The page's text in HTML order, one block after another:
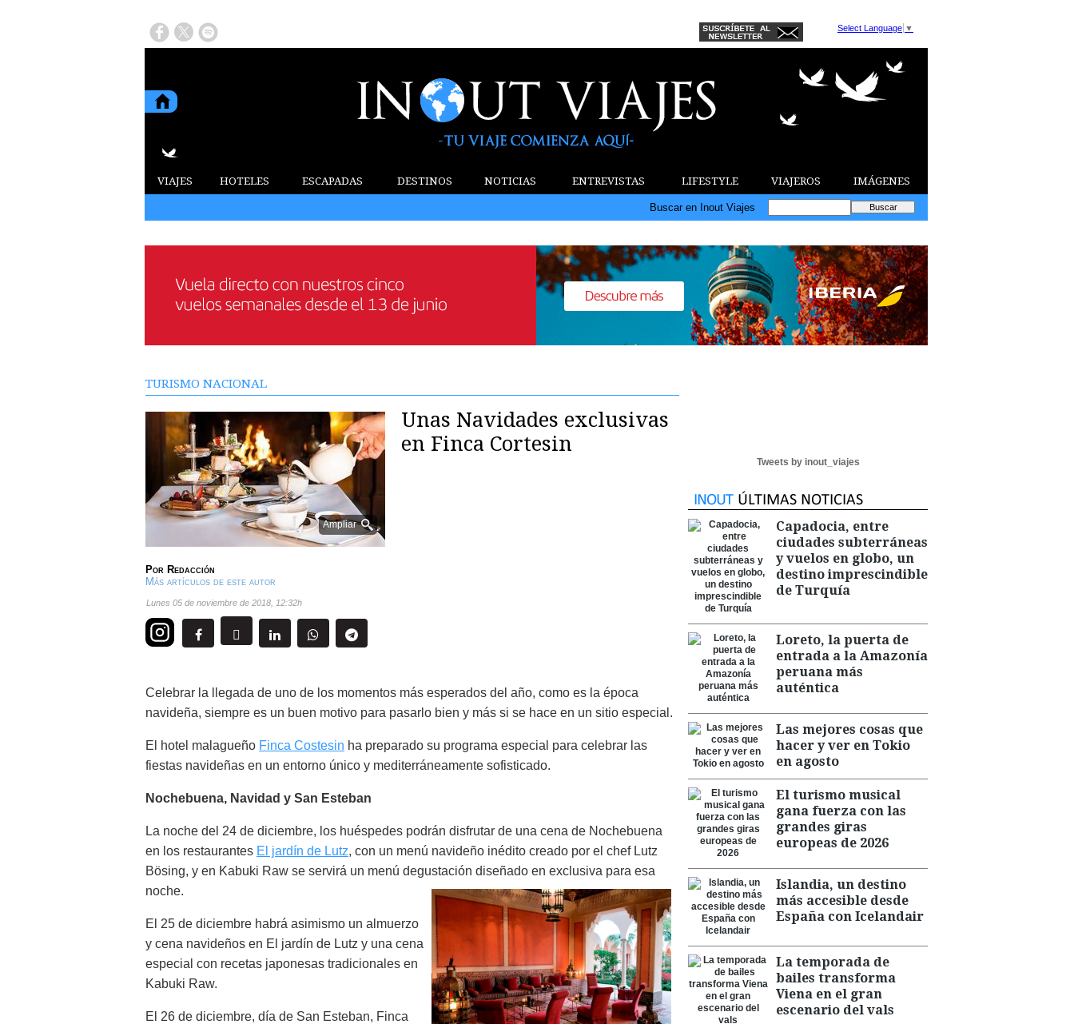
Select Language ▼
VIAJES HOTELES ESCAPADAS DESTINOS NOTICIAS ENTREVISTAS LIFESTYLE VIAJEROS IMÁGENES
Buscar en Inout Viajes
TURISMO NACIONAL
Ampliar
Unas Navidades exclusivas
en Finca Cortesin
Por Redacción
Más artículos de este autor
lunes 05 de noviembre de 2018 12:32h
Celebrar la llegada de uno de los momentos más esperados del año, como es la época
navideña, siempre es un buen motivo para pasarlo bien y más si se hace en un sitio especial.
El hotel malagueño Finca Costesin ha preparado su programa especial para celebrar las
fiestas navideñas en un entorno único y mediterráneamente sofisticado.
Nochebuena, Navidad y San Esteban
La noche del 24 de diciembre, los huéspedes podrán disfrutar de una cena de Nochebuena
en los restaurantes El jardín de Lutz, con un menú navideño inédito creado por el chef Lutz
Bösing, y en Kabuki Raw se servirá un menú degustación diseñado en exclusiva para esa
noche.
El 25 de diciembre habrá asimismo un almuerzo
y cena navideños en El jardín de Lutz y una cena
especial con recetas japonesas tradicionales en
Kabuki Raw.
El 26 de diciembre, día de San Esteban, Finca
Tweets by inout_viajes
Capadocia, entre
ciudades subterráneas
y vuelos en globo, un
destino imprescindible
de Turquía
Loreto, la puerta de
entrada a la Amazonía
peruana más
auténtica
Las mejores cosas que
hacer y ver en Tokio
en agosto
El turismo musical
gana fuerza con las
grandes giras
europeas de 2026
Islandia, un destino
más accesible desde
España con Icelandair
La temporada de
bailes transforma
Viena en el gran
escenario del vals